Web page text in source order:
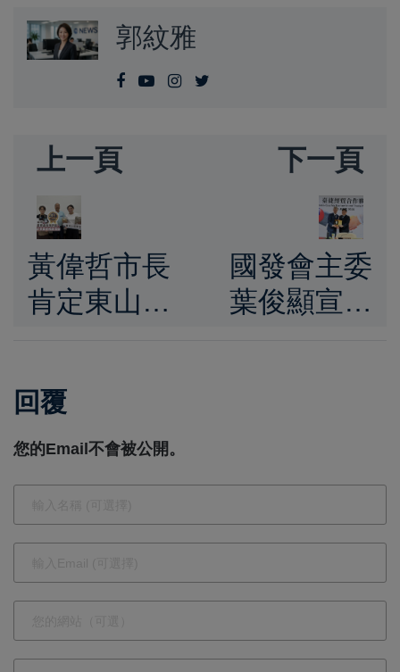
郭紋雅
上一頁
黃偉哲市長
肯定東山咖
臺南精品咖
啡評鑑參賽
件數創歷史
新高
下一頁
國發會主委
葉俊顯宣布
擴大中東歐
投資基金布
局捷克
回覆
您的Email不會被公開。